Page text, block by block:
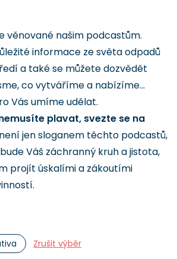
věnované našim podcastům.
informace ze světa odpadů
a také se můžete dozvědět
co vytváříme a nabízíme…
Vás umíme udělat.
plavat, svezte se na
jen sloganem těchto podcastů,
Váš záchranný kruh a jistota,
projít úskalími a zákoutími
Zrušit výběr